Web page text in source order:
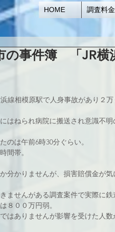
HOME 調査料金
の事件簿 「JR横
線相模原駅で人身事故があり２
はねられ病院に搬送され意識不明
のは午前6時30分ぐらい。
間帯。
分かりませんが、損害賠償金が気
ませんがある調査案件で実際に
８００万円弱。
はありませんが影響を受けた人数